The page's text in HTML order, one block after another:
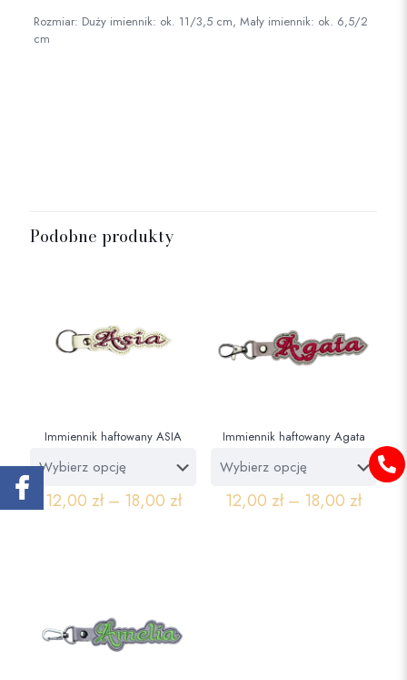
Rozmiar: Duży imiennik: ok. 11/3,5 cm, Mały imiennik: ok. 6,5/2
cm
Podobne produkty
Immiennik haftowany ASIA
12,00 zł– 18,00 zł
Immiennik haftowany Agata
12,00zł– 18,00zł